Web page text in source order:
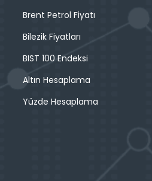
Brent Petrol Fiyatı
Bilezik Fiyatları
BIST 100 Endeksi
Altın Hesaplama
Yüzde Hesaplama